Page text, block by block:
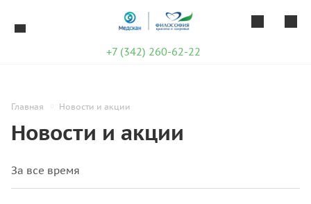
+7 (342) 260-62-22
Главная Новости и акции
Новости и акции